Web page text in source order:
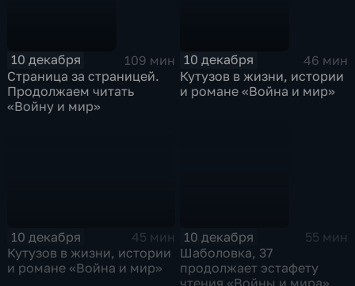
10 декабря
109 мин
Страница за страницей.
Продолжаем читать
«Войну и мир»
10 декабря
46 мин
Кутузов в жизни, истории
и романе «Война и мир»
10 декабря
45 мин
Кутузов в жизни, истории
и романе «Война и мир»
10 декабря
55 мин
Шаболовка, 37
продолжает эстафету